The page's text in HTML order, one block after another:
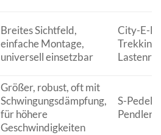
Breites Sichtfeld,
einfache Montage,
universell einsetzbar
City-E-
Größer, robust, oft mit
Schwingungsdämpfung,
für höhere
Geschwindigkeiten
S-